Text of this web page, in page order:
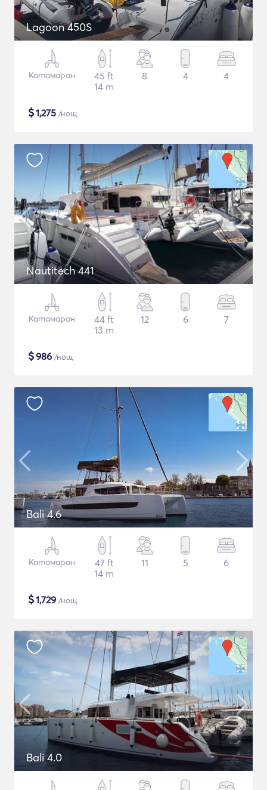
Lagoon 450S
Катамаран
45 ft
14 m
8 4 4
$1,275 /нощ
Nautitech 441
Катамаран
44 ft
13 m
12 6 7
$986 /нощ
Bali 4.6
Катамаран
47 ft
14 m
11 5 6
$1,729 /нощ
Bali 4.0